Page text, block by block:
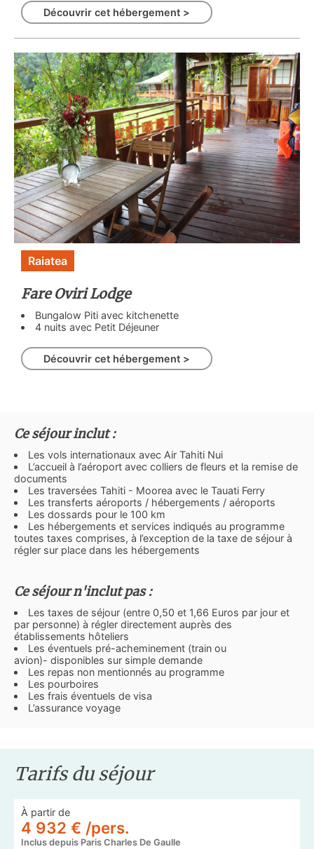
Découvrir cet hébergement >
Raiatea
Fare Oviri Lodge
Bungalow Piti avec kitchenette
4 nuits avec Petit Déjeuner
Découvrir cet hébergement >
Ce séjour inclut :
Les vols internationaux avec Air Tahiti Nui
L’accueil à l’aéroport avec colliers de fleurs et la remise de
documents
Les traversées Tahiti - Moorea avec le Tauati Ferry
Les transferts aéroports / hébergements / aéroports
Les dossards pour le 100 km
Les hébergements et services indiqués au programme
toutes taxes comprises, à l’exception de la taxe de séjour à
régler sur place dans les hébergements
Ce séjour n'inclut pas :
Les taxes de séjour (entre 0,50 et 1,66 Euros par jour et
par personne) à régler directement auprès des
établissements hôteliers
Les éventuels pré-acheminement (train ou
avion)- disponibles sur simple demande
Les repas non mentionnés au programme
Les pourboires
Les frais éventuels de visa
L’assurance voyage
Tarifs du séjour
À partir de
4 932 € /pers.
Inclus depuis Paris Charles De Gaulle